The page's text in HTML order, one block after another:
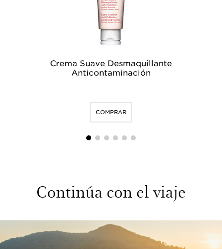
Crema Suave Desmaquillante
Anticontaminación
COMPRAR
1 2 3 4 5 6
Continúa con el viaje